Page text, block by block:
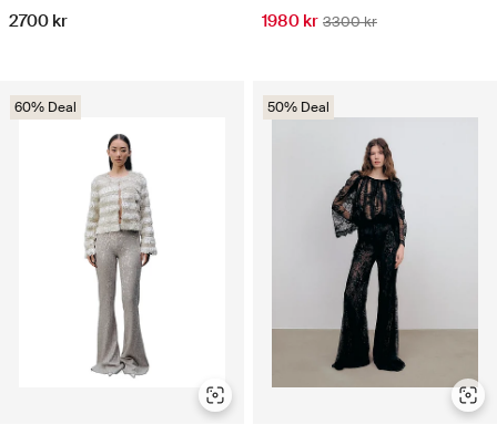
2700 kr 1980 kr 3300 kr
60% Deal 50% Deal